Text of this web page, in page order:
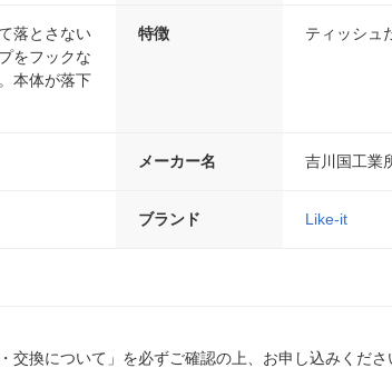
落とさない
をフックな
本体が落下
特徴 ティッシュ
メーカー名 吉川国工業
ブランド Like-it
交換について」を必ずご確認の上、お申し込みくださ